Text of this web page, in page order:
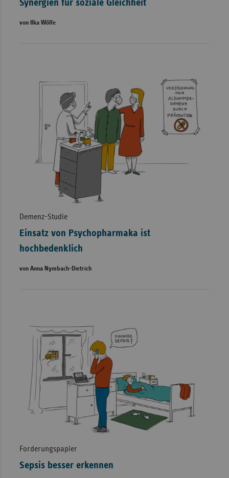
Synergien für soziale Gleichheit
von Ilka Wölfe
Demenz-Studie
Einsatz von Psychopharmaka ist
hochbedenklich
von Anna Nymbach­-Dietrich
Forderungspapier
Sepsis besser erkennen